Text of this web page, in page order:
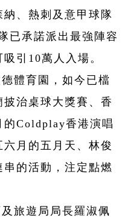
、熱刺及意甲球隊
已承諾派出最強陣容
引10萬人入場。
體育園，如今已檔
治桌球大獎賽、香
的Coldplay香港演唱
月的五月天、林俊
的活動，注定點燃
旅遊局局長羅淑佩